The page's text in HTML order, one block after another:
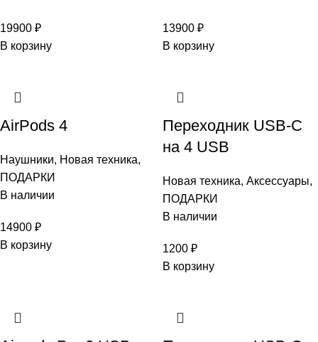
19900 ₽
В корзину
13900 ₽
В корзину
AirPods 4
Наушники, Новая техника,
ПОДАРКИ
В наличии
14900 ₽
В корзину
Переходник USB-C
на 4 USB
Новая техника, Аксессуары,
ПОДАРКИ
В наличии
1200 ₽
В корзину